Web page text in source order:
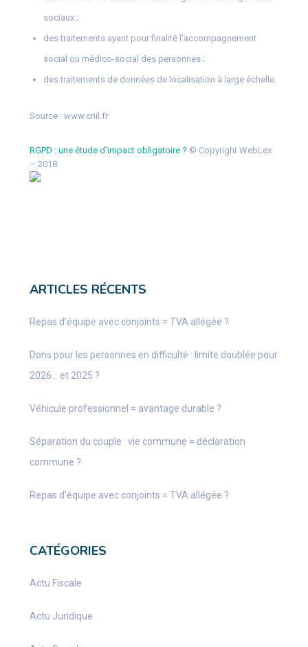
sociaux ;
des traitements ayant pour finalité l’accompagnement
social ou médico-social des personnes ;
des traitements de données de localisation à large échelle.
Source : www.cnil.fr
RGPD : une étude d’impact obligatoire ? © Copyright WebLex
– 2018
ARTICLES RÉCENTS
Repas d’équipe avec conjoints = TVA allégée ?
Dons pour les personnes en difficulté : limite doublée pour
2026… et 2025 ?
Véhicule professionnel = avantage durable ?
Séparation du couple : vie commune = déclaration
commune ?
Repas d’équipe avec conjoints = TVA allégée ?
CATÉGORIES
Actu Fiscale
Actu Juridique